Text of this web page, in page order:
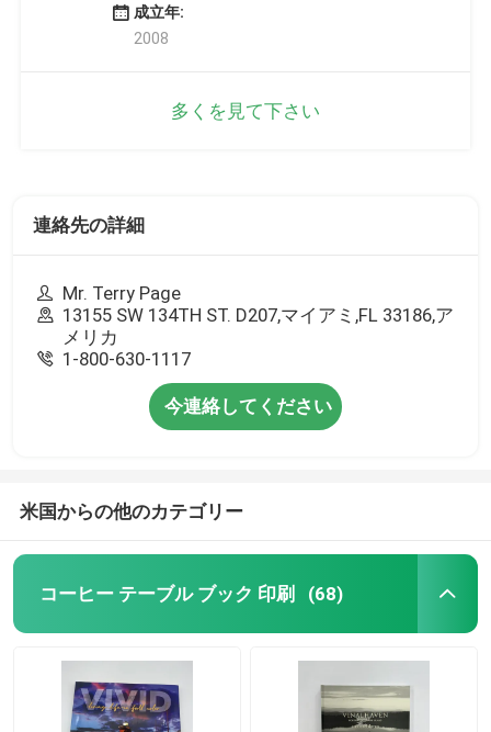
成立年:
2008
多くを見て下さい
連絡先の詳細
Mr. Terry Page
13155 SW 134TH ST. D207,マイアミ,FL 33186,ア
メリカ
1-800-630-1117
今連絡してください
米国からの他のカテゴリー
コーヒー テーブル ブック 印刷 (68)